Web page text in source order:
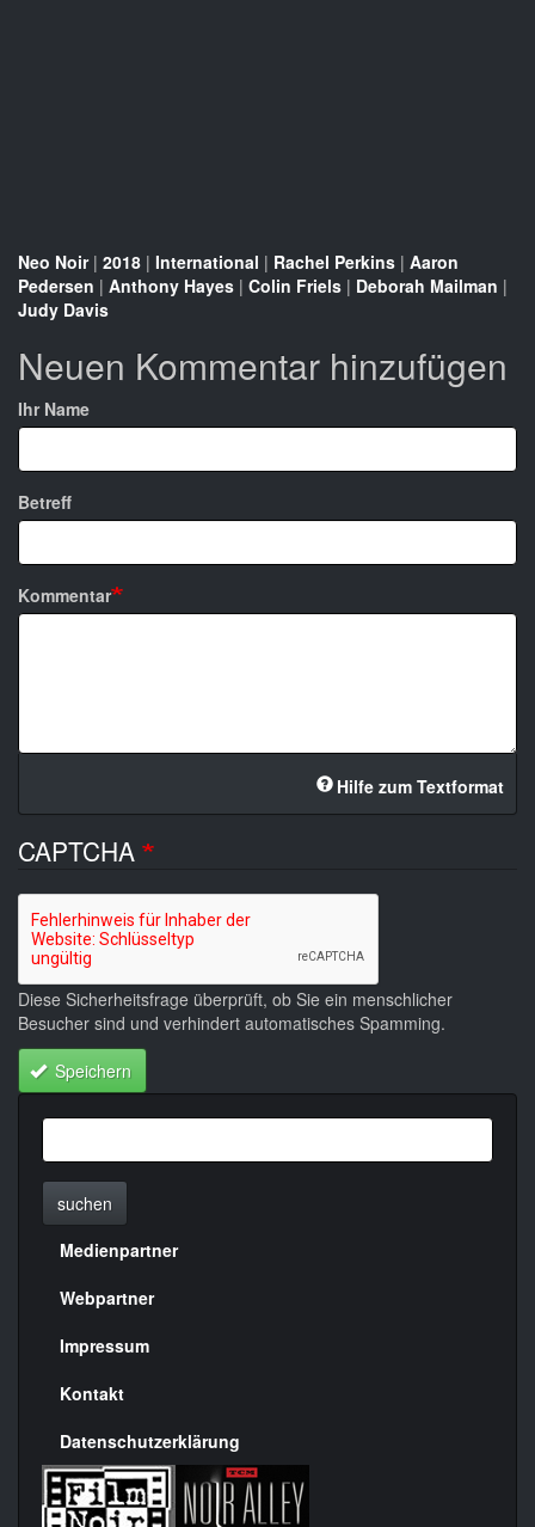
Neo Noir| 2018 | International | Rachel Perkins | Aaron
Pedersen | Anthony Hayes | Colin Friels | Deborah Mailman |
Judy Davis
Neuen Kommentar hinzufügen
Ihr Name
Betreff
Kommentar
Hilfe zum Textformat
CAPTCHA
Diese Sicherheitsfrage überprüft, ob Sie ein menschlicher
Besucher sind und verhindert automatisches Spamming.
Speichern
suchen
Menülinks
rechte
Seite
Medienpartner
Webpartner
Impressum
Kontakt
Datenschutzerklärung